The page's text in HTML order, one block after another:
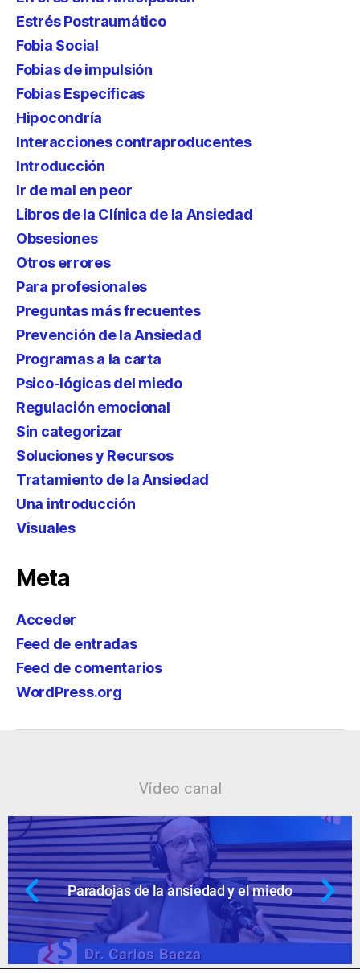
Estrés Postraumático
Fobia Social
Fobias de impulsión
Fobias Específicas
Hipocondría
Interacciones contraproducentes
Introducción
Ir de mal en peor
Libros de la Clínica de la Ansiedad
Obsesiones
Otros errores
Para profesionales
Preguntas más frecuentes
Prevención de la Ansiedad
Programas a la carta
Psico-lógicas del miedo
Regulación emocional
Sin categorizar
Soluciones y Recursos
Tratamiento de la Ansiedad
Una introducción
Visuales
Meta
Acceder
Feed de entradas
Feed de comentarios
WordPress.org
Vídeo canal
Ansiedad: supuestos